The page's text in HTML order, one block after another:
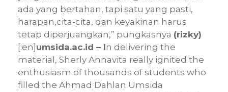
ada yang bertahan, tapi satu yang pasti,
harapan,cita-cita, dan keyakinan harus
tetap diperjuangkan,” pungkasnya (rizky)
[:en] umsida.ac.id – In delivering the
material, Sherly Annavita really ignited the
enthusiasm of thousands of students who
filled the Ahmad Dahlan Umsida